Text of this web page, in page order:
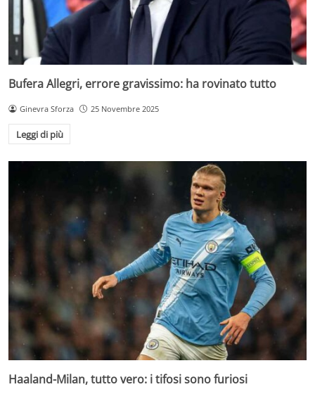
Bufera Allegri, errore gravissimo: ha rovinato tutto
Ginevra Sforza 25 Novembre 2025
Leggi di più
Haaland-Milan, tutto vero: i tifosi sono furiosi